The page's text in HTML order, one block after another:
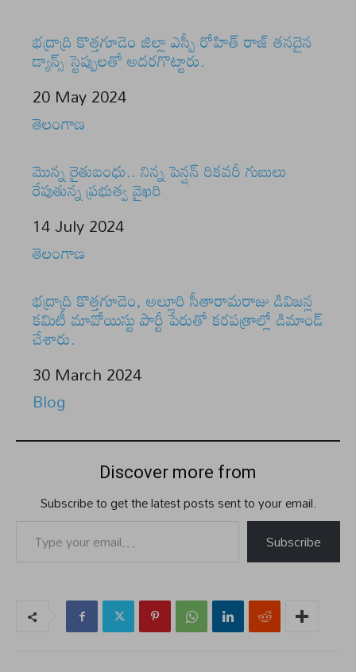
భద్రాద్రి కొత్తగూడెం జిల్లా ఎస్పీ రోహిత్ రాజ్ తనదైన
డ్యాన్స్ స్టెప్పులతో అదరగొట్టారు.
Date
20 May 2024
In relation to
తెలంగాణ
మొన్న రైతుబంధు.. నిన్న పెన్షన్ రికవరీ గుబులు
రేపుతున్న ప్రభుత్వ వైఖరి
Date
14 July 2024
In relation to
తెలంగాణ
భద్రాద్రి కొత్తగూడెం, అల్లూరి సీతారామరాజు డివిజన్ల
కమిటీ మావోయిస్టు పార్టీ పేరుతో కరపత్రాల్లో డిమాండ్
చేశారు.
Date
30 March 2024
In relation to
Blog
Discover more from
Subscribe to get the latest posts sent to your email.
Subscribe